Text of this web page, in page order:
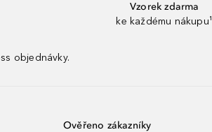
Vzorek zdarma
ke každému nákupu¹
objednávky.
Ověřeno zákazníky